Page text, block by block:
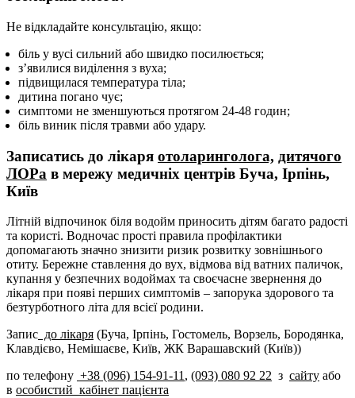
Не відкладайте консультацію, якщо:
біль у вусі сильний або швидко посилюється;
з’явилися виділення з вуха;
підвищилася температура тіла;
дитина погано чує;
симптоми не зменшуються протягом 24-48 годин;
біль виник після травми або удару.
Записатись до лікаря отоларинголога, дитячого
ЛОРа в мережу медичніх центрів Буча, Ірпінь,
Київ
Літній відпочинок біля водойм приносить дітям багато радості
та користі. Водночас прості правила профілактики
допомагають значно знизити ризик розвитку зовнішнього
отиту. Бережне ставлення до вух, відмова від ватних паличок,
купання у безпечних водоймах та своєчасне звернення до
лікаря при появі перших симптомів – запорука здорового та
безтурботного літа для всієї родини.
Запис до лікаря (Буча, Ірпінь, Гостомель, Ворзель, Бородянка,
Клавдієво, Немішаєве, Київ, ЖК Варашавский (Київ))
по телефону +38 (096) 154-91-11 , (093) 080 92 22 з сайту або
в особистий кабінет пацієнта